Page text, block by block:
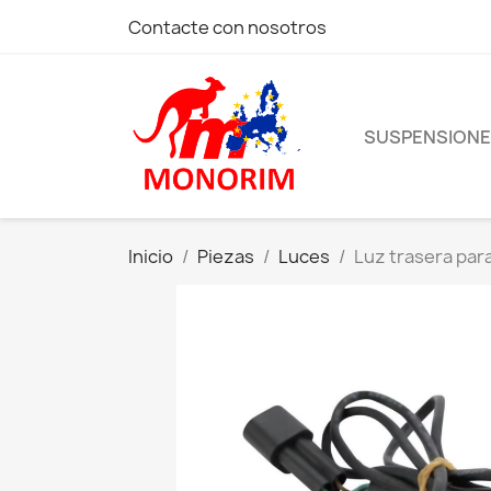
Contacte con nosotros
Inicio Piezas Luces Luz trasera